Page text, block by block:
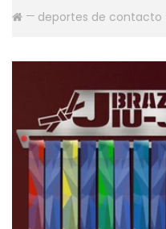
deportes de contacto